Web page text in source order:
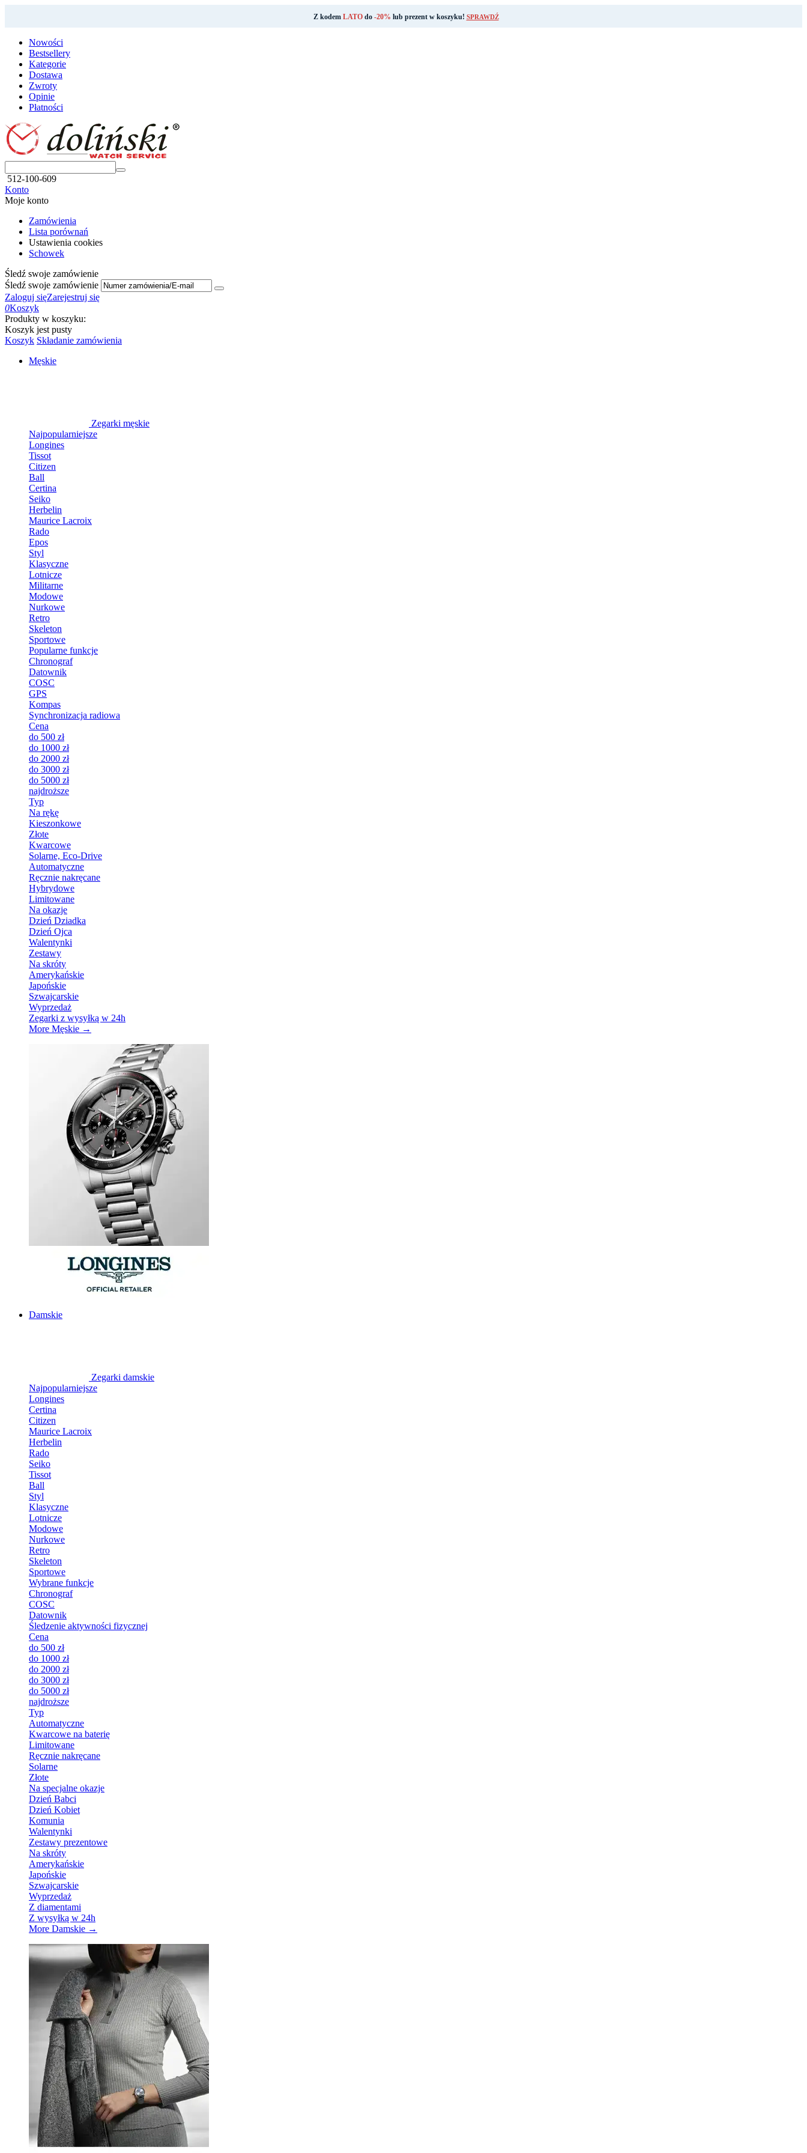
Z kodem LATOdo -20% lub prezent w koszyku! SPRAWDŹ
Nowości
Bestsellery
Kategorie
Dostawa
Zwroty
Opinie
Płatności
512-100-609
Konto
Moje konto
Zamówienia
Lista porównań
Ustawienia cookies
Schowek
Śledź swoje zamówienie
Śledź swoje zamówienie
Zaloguj sięZarejestruj się
0Koszyk
Produkty w koszyku:
Koszyk jest pusty
Koszyk Składanie zamówienia
Męskie
Zegarki męskie
Najpopularniejsze
Longines
Tissot
Citizen
Ball
Certina
Seiko
Herbelin
Maurice Lacroix
Rado
Epos
Styl
Klasyczne
Lotnicze
Militarne
Modowe
Nurkowe
Retro
Skeleton
Sportowe
Popularne funkcje
Chronograf
Datownik
COSC
GPS
Kompas
Synchronizacja radiowa
Cena
do 500 zł
do 1000 zł
do 2000 zł
do 3000 zł
do 5000 zł
najdroższe
Typ
Na rękę
Kieszonkowe
Złote
Kwarcowe
Solarne, Eco-Drive
Automatyczne
Ręcznie nakręcane
Hybrydowe
Limitowane
Na okazje
Dzień Dziadka
Dzień Ojca
Walentynki
Zestawy
Na skróty
Amerykańskie
Japońskie
Szwajcarskie
Wyprzedaż
Zegarki z wysyłką w 24h
More Męskie →
Damskie
Zegarki damskie
Najpopularniejsze
Longines
Certina
Citizen
Maurice Lacroix
Herbelin
Rado
Seiko
Tissot
Ball
Styl
Klasyczne
Lotnicze
Modowe
Nurkowe
Retro
Skeleton
Sportowe
Wybrane funkcje
Chronograf
COSC
Datownik
Śledzenie aktywności fizycznej
Cena
do 500 zł
do 1000 zł
do 2000 zł
do 3000 zł
do 5000 zł
najdroższe
Typ
Automatyczne
Kwarcowe na baterię
Limitowane
Ręcznie nakręcane
Solarne
Złote
Na specjalne okazje
Dzień Babci
Dzień Kobiet
Komunia
Walentynki
Zestawy prezentowe
Na skróty
Amerykańskie
Japońskie
Szwajcarskie
Wyprzedaż
Z diamentami
Z wysyłką w 24h
More Damskie →